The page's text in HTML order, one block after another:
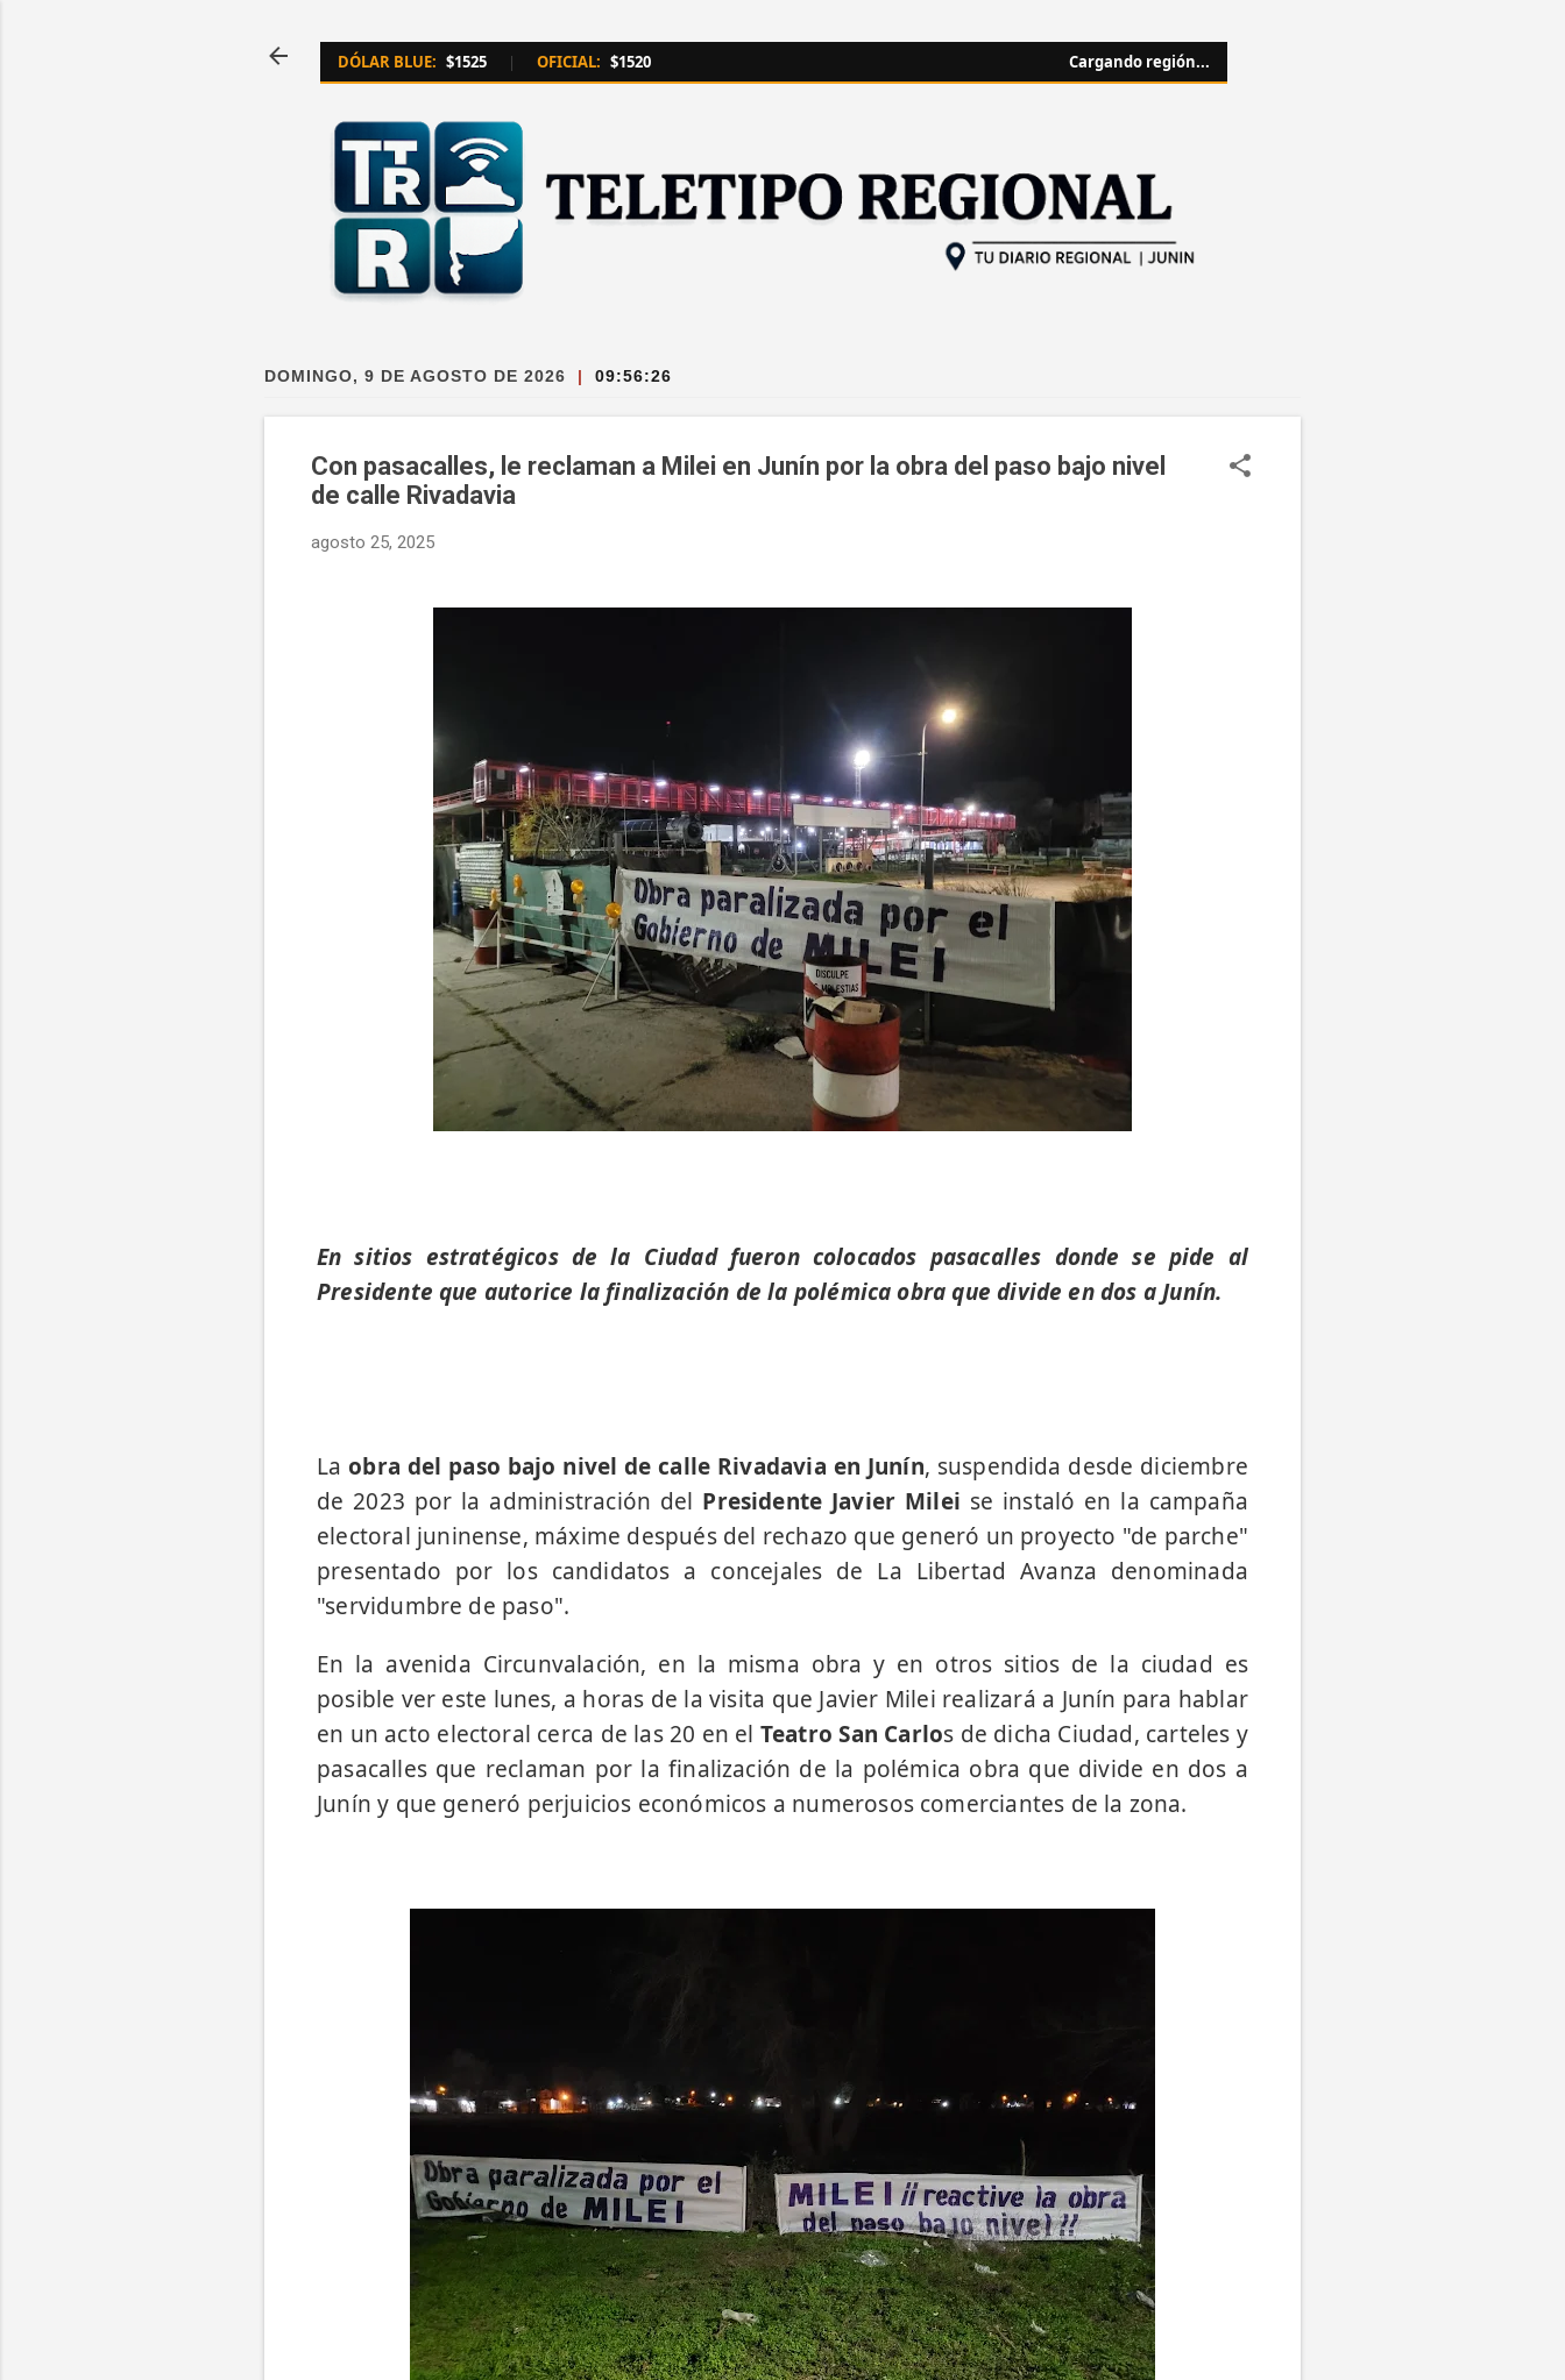
DÓLAR BLUE: $1525 | OFICIAL: $1520 Cargando región...
DOMINGO, 9 DE AGOSTO DE 2026 | 09:56:27
Con pasacalles, le reclaman a Milei en Junín por la obra del paso bajo nivel
de calle Rivadavia
agosto 25, 2025
En sitios estratégicos de la Ciudad fueron colocados pasacalles donde se pide al
Presidente que autorice la finalización de la polémica obra que divide en dos a Junín.
Laobra del paso bajo nivel de calle Rivadavia en Junín, suspendida desde diciembre
de 2023 por la administración del Presidente Javier Milei se instaló en la campaña
electoral juninense, máxime después del rechazo que generó un proyecto "de parche"
presentado por los candidatos a concejales de La Libertad Avanza denominada
"servidumbre de paso".
En la avenida Circunvalación, en la misma obra y en otros sitios de la ciudad es
posible ver este lunes, a horas de la visita que Javier Milei realizará a Junín para hablar
en un acto electoral cerca de las 20 en el Teatro San Carlos de dicha Ciudad, carteles y
pasacalles que reclaman por la finalización de la polémica obra que divide en dos a
Junín y que generó perjuicios económicos a numerosos comerciantes de la zona.